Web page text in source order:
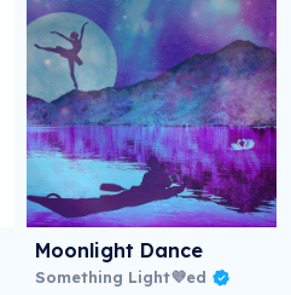
Moonlight Dance
Something Light💜ed